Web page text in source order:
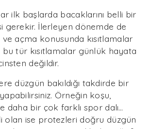
ilk başlarda bacaklarını belli bir
gerekir. İlerleyen dönemde de
açma konusunda kısıtlamalar
bu tür kısıtlamalar günlük hayata
değildir.
düzgün bakıldığı takdirde bir
Örneğin koşu,
daha bir çok farklı spor dalı…
olan ise protezleri doğru düzgün